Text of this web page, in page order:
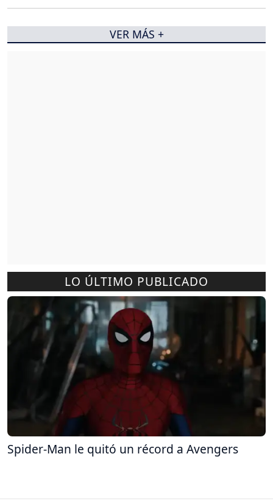
LO ÚLTIMO PUBLICADO
Spider-Man le quitó un récord a Avengers
VER MÁS +